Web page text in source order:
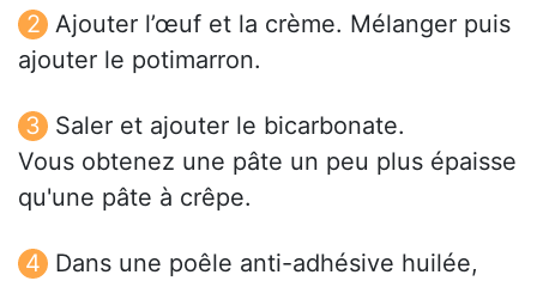
Ajouter l’œuf et la crème. Mélanger puis
ajouter le potimarron.
Saler et ajouter le bicarbonate.
Vous obtenez une pâte un peu plus épaisse
qu'une pâte à crêpe.
Dans une poêle anti-adhésive huilée,